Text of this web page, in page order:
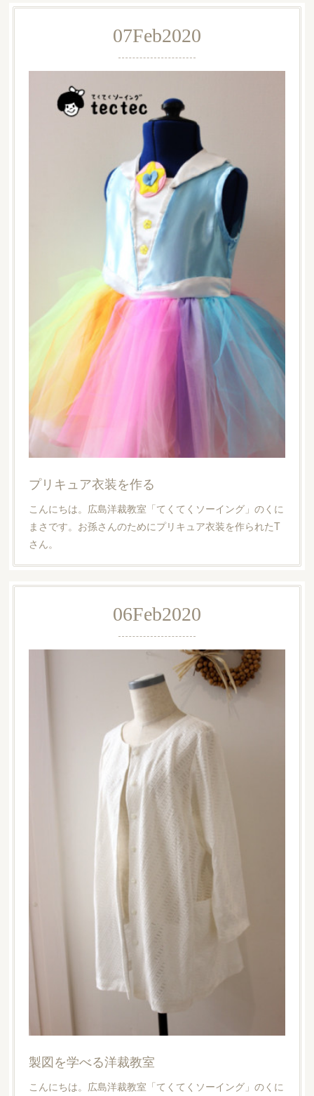
07Feb2020
プリキュア衣装を作る
こんにちは。広島洋裁教室「てくてくソーイング」のくに
まさです。お孫さんのためにプリキュア衣装を作られたT
さん。
06Feb2020
製図を学べる洋裁教室
こんにちは。広島洋裁教室「てくてくソーイング」のくに